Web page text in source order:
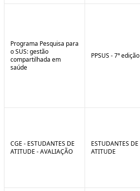
Programa Pesquisa para
o SUS: gestão
compartilhada em
saúde
PPSUS - 7ª edição
CGE - ESTUDANTES DE
ATITUDE - AVALIAÇÃO
ESTUDANTES DE
ATITUDE